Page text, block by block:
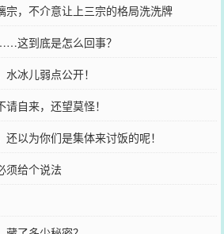
宗，不介意让上三宗的格局洗洗牌
这到底是怎么回事？
冰儿弱点公开！
自来，还望莫怪！
以为你们是集体来讨饭的呢！
须给个说法